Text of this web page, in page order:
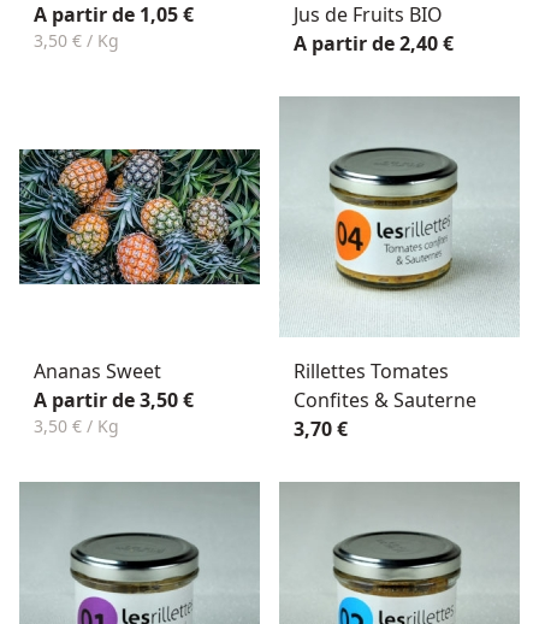
A partir de 1,05 €
3,50 € / Kg
Jus de Fruits BIO
A partir de 2,40 €
Ananas Sweet
A partir de 3,50 €
3,50 € / Kg
Rillettes Tomates
Confites & Sauterne
3,70 €